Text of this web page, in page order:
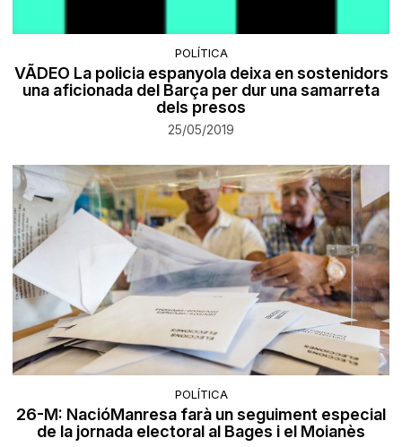
POLÍTICA
VÃDEO La policia espanyola deixa en sostenidors
una aficionada del Barça per dur una samarreta
dels presos
25/05/2019
POLÍTICA
26-M: NacióManresa farà un seguiment especial
de la jornada electoral al Bages i el Moianès